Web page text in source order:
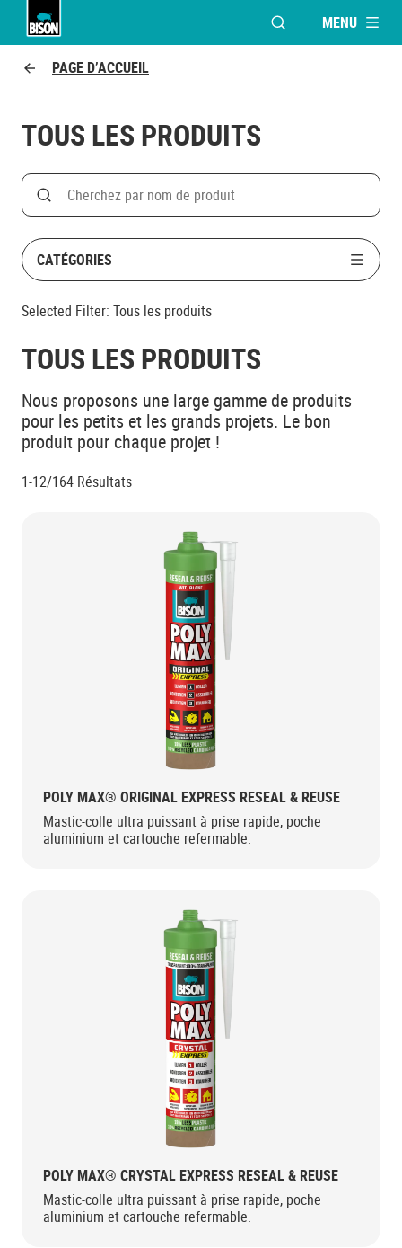
OUVRIR LAMENU
PAGE D’ACCUEIL
TOUS LES PRODUITS
Search
Rechercher par nom de produit
CATÉGORIES
Selected Filter: Tous les produits
TOUS LES PRODUITS
Nous proposons une large gamme de produits
pour les petits et les grands projets. Le bon
produit pour chaque projet !
1-12/164 Résultats
POLY MAX® ORIGINAL EXPRESS RESEAL & REUSE
Mastic-colle ultra puissant à prise rapide, poche
aluminium et cartouche refermable.
POLY MAX® CRYSTAL EXPRESS RESEAL & REUSE
Mastic-colle ultra puissant à prise rapide, poche
aluminium et cartouche refermable.